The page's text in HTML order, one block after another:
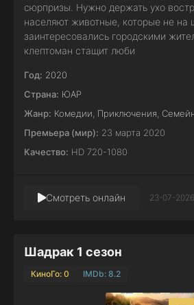
сюрпризы. Нужно держать ухо
населяют животные, которые не на
заинтересовались городскими
клептоман стащит люби
Год: 2020
Страна: ЮАР
Жанр: Комедии Приключения
Премьера (мир): 23 марта 2020
Качество: HD 720-1080
Смотреть онлайн 23-07-
Шадрак 1 сезон
КиноГо: 0 IMDb: 8.2